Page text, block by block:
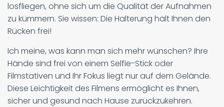
losfliegen, ohne sich um die Qualität der Aufnahmen
zu kümmern. Sie wissen: Die Halterung hält Ihnen den
Rücken frei!
Ich meine, was kann man sich mehr wünschen? Ihre
Hände sind frei von einem Selfie-Stick oder
Filmstativen und Ihr Fokus liegt nur auf dem Gelände.
Diese Leichtigkeit des Filmens ermöglicht es Ihnen,
sicher und gesund nach Hause zurückzukehren.